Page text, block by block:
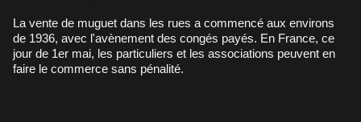
La vente de muguet dans les rues a commencé aux environs
de 1936, avec l'avènement des congés payés. En France, ce
jour de 1er mai, les particuliers et les associations peuvent en
faire le commerce sans pénalité.